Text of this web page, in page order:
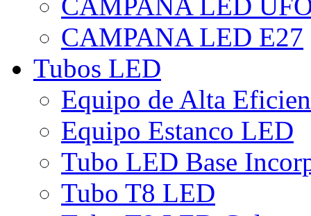
CAMPANA LED E27
Tubos LED
Equipo de Alta
Equipo Estanco LED
Tubo LED Base
Tubo T8 LED